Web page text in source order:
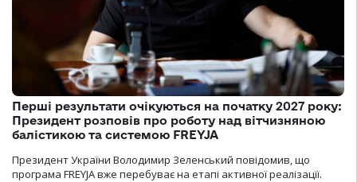
Перші результати очікуються на початку 2027 року:
Президент розповів про роботу над вітчизняною
балістикою та системою FREYJA
Президент України Володимир Зеленський повідомив, що
програма FREYJA вже перебуває на етапі активної реалізації.